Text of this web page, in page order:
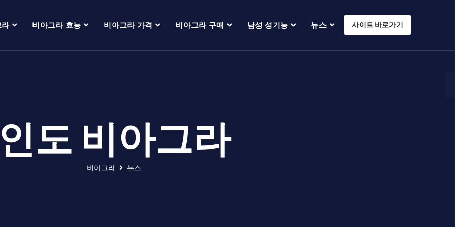
비아그라 효능 비아그라 가격 비아그라 구매 남성 성기능 뉴스 사이트 바로가기
도 비아그라
비아그라 뉴스